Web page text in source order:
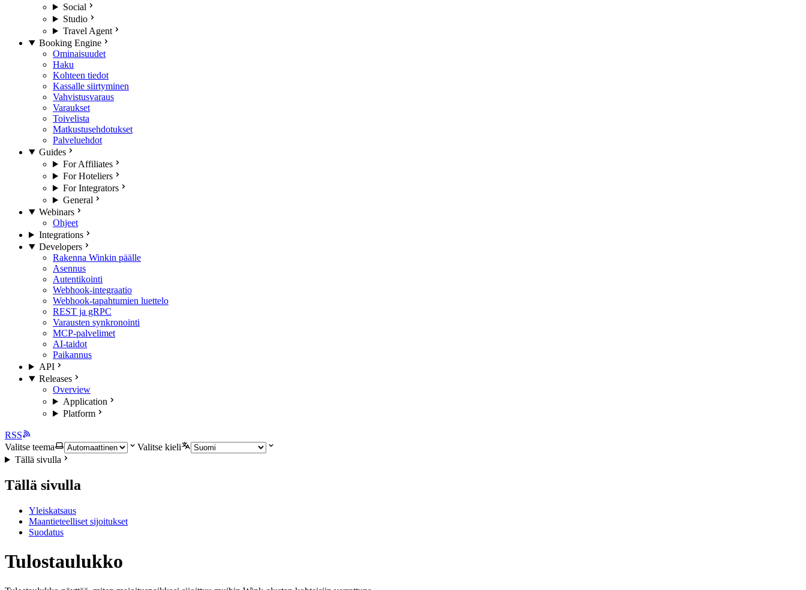
Social
Studio
Travel Agent
Booking Engine
Ominaisuudet
Haku
Kohteen tiedot
Kassalle siirtyminen
Vahvistusvaraus
Varaukset
Toivelista
Matkustusehdotukset
Palveluehdot
Guides
For Affiliates
For Hoteliers
For Integrators
General
Webinars
Ohjeet
Integrations
Developers
Rakenna Winkin päälle
Asennus
Autentikointi
Webhook-integraatio
Webhook-tapahtumien luettelo
REST ja gRPC
Varausten synkronointi
MCP-palvelimet
AI-taidot
Paikannus
API
Releases
Overview
Application
Platform
RSS
Valitse teema
Valitse kieli
Tällä sivulla
Tällä sivulla
Yleiskatsaus
Maantieteelliset sijoitukset
Suodatus
Tulostaulukko